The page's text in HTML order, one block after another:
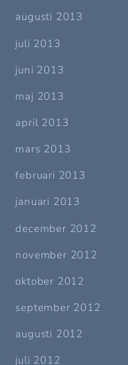
augusti 2013
juli 2013
juni 2013
maj 2013
april 2013
mars 2013
februari 2013
januari 2013
december 2012
november 2012
oktober 2012
september 2012
augusti 2012
juli 2012